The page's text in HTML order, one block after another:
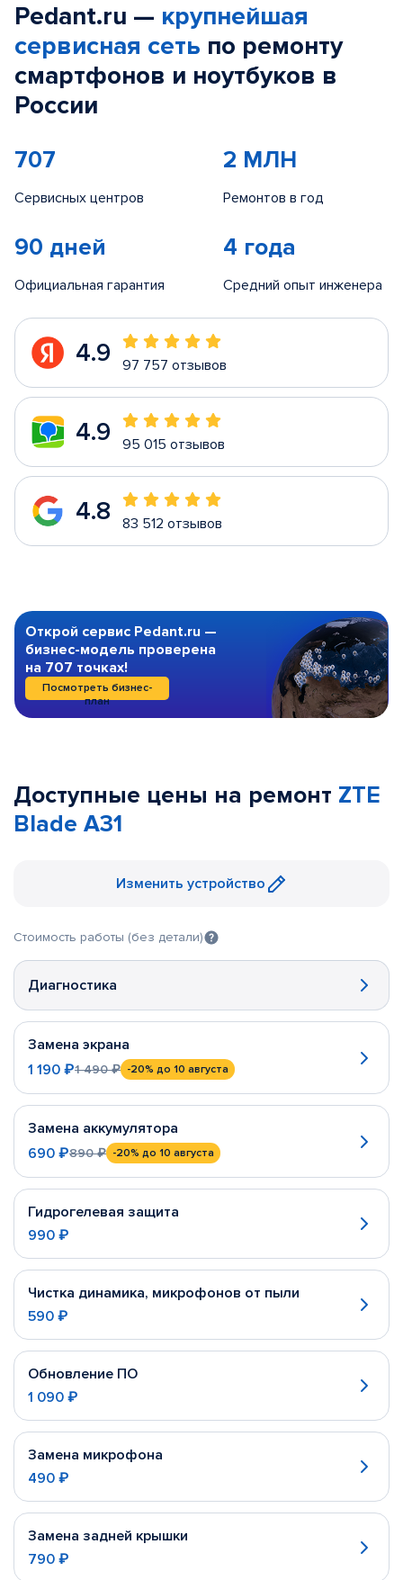
Pedant.ru — крупнейшая
сервисная сеть по ремонту
смартфонов и ноутбуков в
России
707
Сервисных центров
2 МЛН
Ремонтов в год
90 дней
Официальная гарантия
4 года
Средний опыт инженера
4.9 97 757 отзывов
4.9 95 015 отзывов
4.8 83 512 отзывов
Открой сервис Pedant.ru —
бизнес-модель проверена
на 707 точках!
Посмотреть бизнес-
план
Доступные цены на ремонт ZTE
Blade A31
Изменить устройство
Стоимость работы (без детали)
Диагностика
Замена экрана
1 190 ₽1 490 ₽ -20% до 10 августа
Замена аккумулятора
690 ₽890 ₽ -20% до 10 августа
Гидрогелевая защита
990 ₽
Чистка динамика, микрофонов от пыли
590 ₽
Обновление ПО
1 090 ₽
Замена микрофона
490 ₽
Замена задней крышки
790 ₽